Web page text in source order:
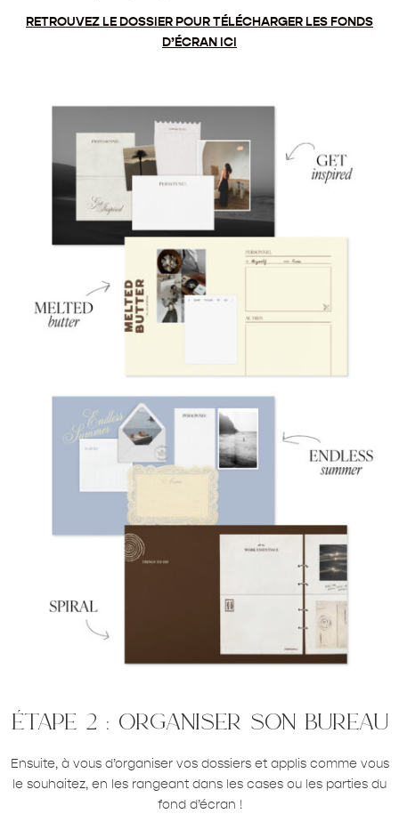
RETROUVEZ LE DOSSIER POUR TÉLÉCHARGER LES FONDS
D’ÉCRAN ICI
étape 2 : organiser son bureau
Ensuite, à vous d’organiser vos dossiers et applis comme vous
le souhaitez, en les rangeant dans les cases ou les parties du
fond d’écran !